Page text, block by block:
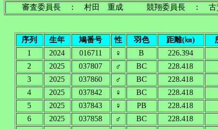
審査委員長 ： 村田 重成 競翔委員長 ：
序列 生年 鳩番号 性 羽色 距離(㎞)
1
2024 016711 ♀ B
226.394
2
2025 037807 ♂ BC
228.418
3
2025 037860 ♂ BC
228.418
4
2025 037842 ♀ BC
228.418
5
2025 037843 ♀ PB
228.418
6
2025 037858 ♂ BC
228.418